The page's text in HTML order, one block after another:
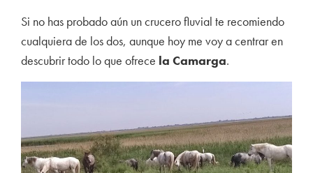
Si no has probado aún un crucero fluvial te recomiendo
cualquiera de los dos, aunque hoy me voy a centrar en
descubrir todo lo que ofrece la Camarga.